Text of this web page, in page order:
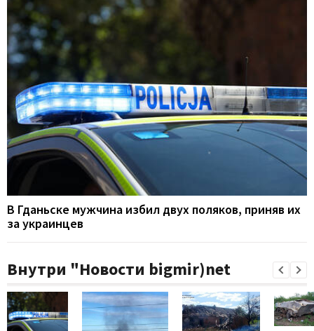
В Гданьске мужчина избил двух поляков, приняв их
за украинцев
Внутри "Новости bigmir)net